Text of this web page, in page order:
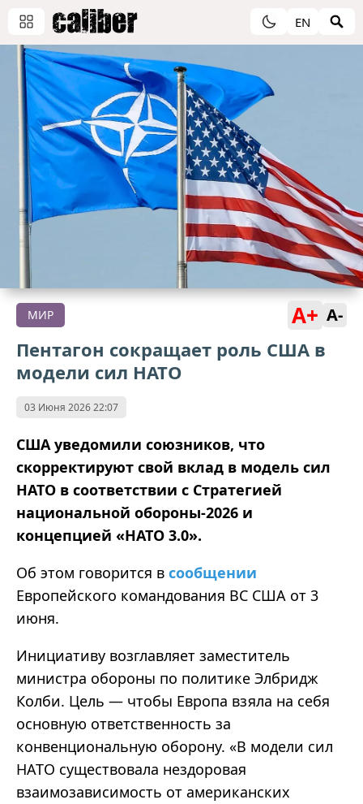
EN
МИР A+ A-
Пентагон сокращает роль США в
модели сил НАТО
03 Июня 2026 22:07
США уведомили союзников, что
скорректируют свой вклад в модель сил
НАТО в соответствии с Стратегией
национальной обороны‑2026 и
концепцией «НАТО 3.0».
Об этом говорится в сообщении
Европейского командования ВС США от 3
июня.
Инициативу возглавляет заместитель
министра обороны по политике Элбридж
Колби. Цель — чтобы Европа взяла на себя
основную ответственность за
конвенциональную оборону. «В модели сил
НАТО существовала нездоровая
взаимозависимость от американских